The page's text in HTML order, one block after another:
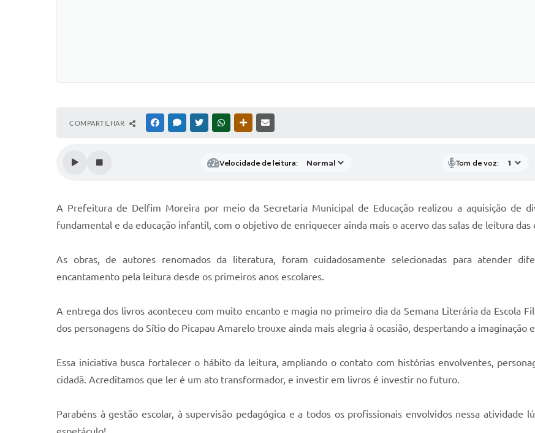
COMPARTILHAR FACEBOOKMESSENGER
TWITTERWHATSAPPOUTRAS MÍDIAS
Velocidade de leitura: Tom de voz:
A Prefeitura de Delfim Moreira por meio da Secretaria Municipal de Educação realizou a aquisição de
fundamental e da educação infantil, com o objetivo de enriquecer ainda mais o acervo das salas de leitura das
As obras, de autores renomados da literatura, foram cuidadosamente selecionadas para atender
encantamento pela leitura desde os primeiros anos escolares.
A entrega dos livros aconteceu com muito encanto e magia no primeiro dia da Semana Literária da Escola
dos personagens do Sítio do Picapau Amarelo trouxe ainda mais alegria à ocasião, despertando a imaginação
Essa iniciativa busca fortalecer o hábito da leitura, ampliando o contato com histórias envolventes,
cidadã. Acreditamos que ler é um ato transformador, e investir em livros é investir no futuro.
Parabéns à gestão escolar, à supervisão pedagógica e a todos os profissionais envolvidos nessa